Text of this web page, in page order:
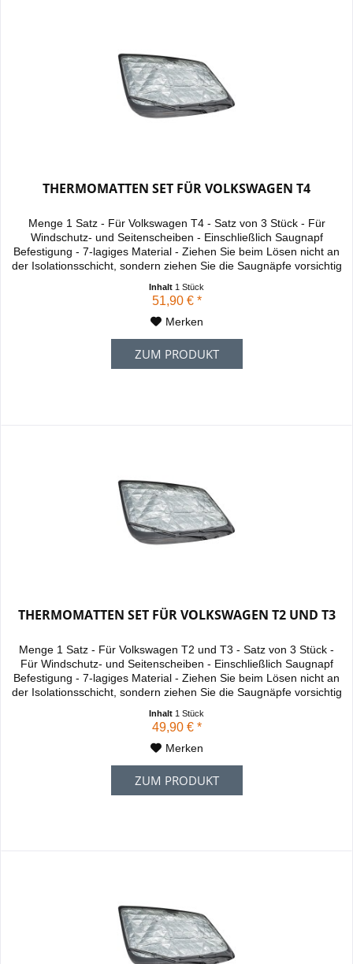
THERMOMATTEN SET FÜR VOLKSWAGEN T4
Menge 1 Satz - Für Volkswagen T4 - Satz von 3 Stück - Für
Windschutz- und Seitenscheiben - Einschließlich Saugnapf
Befestigung - 7-lagiges Material - Ziehen Sie beim Lösen nicht an
der Isolationsschicht, sondern ziehen Sie die Saugnäpfe vorsichtig
Metallaugen herum reißt
Inhalt1 Stück
51,90 € *
Merken
ZUM PRODUKT
THERMOMATTEN SET FÜR VOLKSWAGEN T2 UND T3
Menge 1 Satz - Für Volkswagen T2 und T3 - Satz von 3 Stück -
Für Windschutz- und Seitenscheiben - Einschließlich Saugnapf
Befestigung - 7-lagiges Material - Ziehen Sie beim Lösen nicht an
der Isolationsschicht, sondern ziehen Sie die Saugnäpfe vorsichtig
Metallaugen herum reißt
Inhalt 1 Stück
49,90 € *
Merken
ZUM PRODUKT